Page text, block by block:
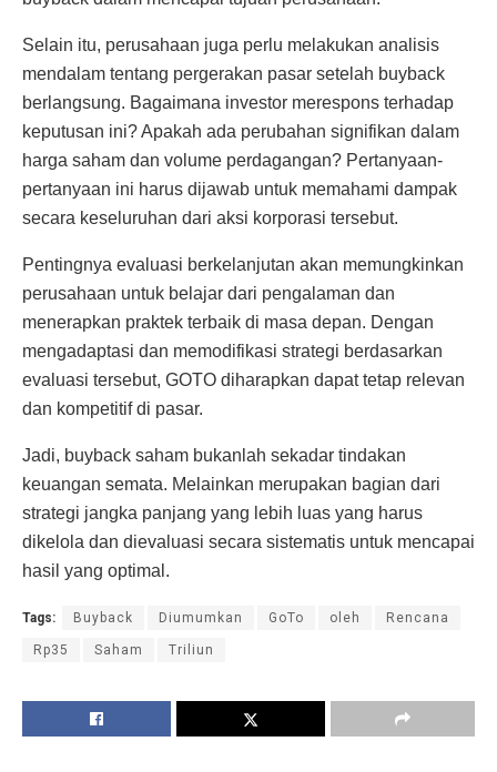
Selain itu, perusahaan juga perlu melakukan analisis
mendalam tentang pergerakan pasar setelah buyback
berlangsung. Bagaimana investor merespons terhadap
keputusan ini? Apakah ada perubahan signifikan dalam
harga saham dan volume perdagangan? Pertanyaan-
pertanyaan ini harus dijawab untuk memahami dampak
secara keseluruhan dari aksi korporasi tersebut.
Pentingnya evaluasi berkelanjutan akan memungkinkan
perusahaan untuk belajar dari pengalaman dan
menerapkan praktek terbaik di masa depan. Dengan
mengadaptasi dan memodifikasi strategi berdasarkan
evaluasi tersebut, GOTO diharapkan dapat tetap relevan
dan kompetitif di pasar.
Jadi, buyback saham bukanlah sekadar tindakan
keuangan semata. Melainkan merupakan bagian dari
strategi jangka panjang yang lebih luas yang harus
dikelola dan dievaluasi secara sistematis untuk mencapai
hasil yang optimal.
Tags: Buyback Diumumkan GoTo oleh Rencana
Rp35 Saham Triliun